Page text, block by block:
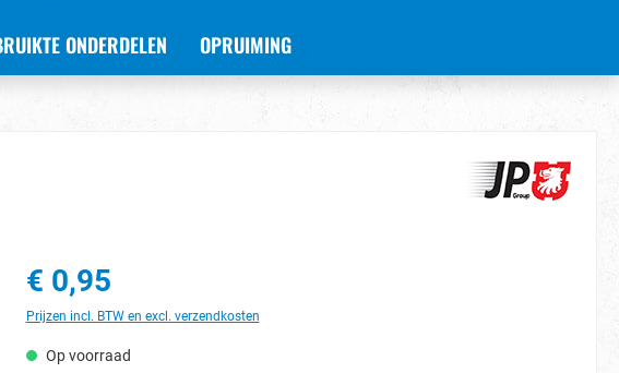
ONDERDELEN OPRUIMING
€ 0,95
Prijzen incl. BTW en excl. verzendkosten
Op voorraad